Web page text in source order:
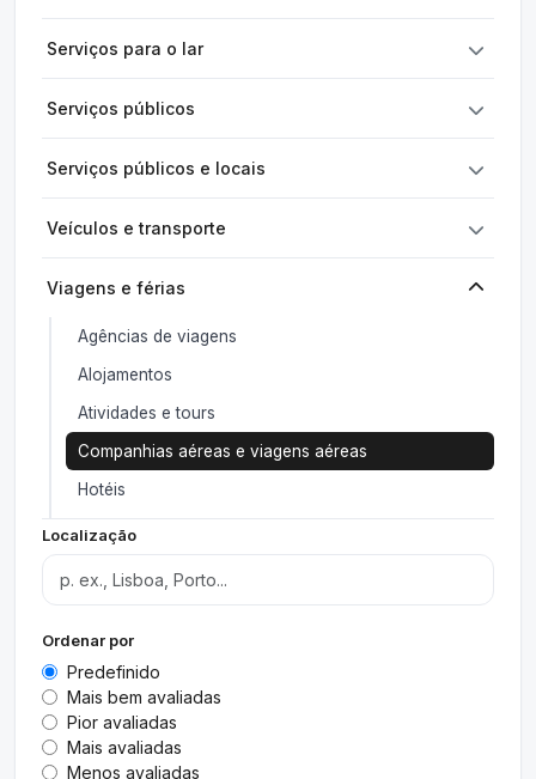
Serviços para o lar
Serviços públicos
Serviços públicos e locais
Veículos e transporte
Viagens e férias
Agências de viagens
Alojamentos
Atividades e tours
Companhias aéreas e viagens aéreas
Hotéis
Localização
Ordenar por
Predefinido
Mais bem avaliadas
Pior avaliadas
Mais avaliadas
Menos avaliadas